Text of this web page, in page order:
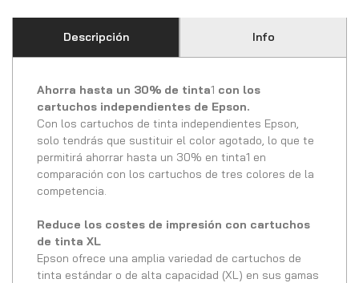
Descripción Info
Ahorra hasta un 30% de tinta1 con los
cartuchos independientes de Epson.
Con los cartuchos de tinta independientes Epson,
solo tendrás que sustituir el color agotado, lo que te
permitirá ahorrar hasta un 30% en tinta1 en
comparación con los cartuchos de tres colores de la
competencia.
Reduce los costes de impresión con cartuchos
de tinta XL
Epson ofrece una amplia variedad de cartuchos de
tinta estándar o de alta capacidad (XL) en sus gamas